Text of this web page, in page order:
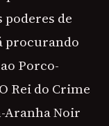
de
procurando
Porco-
Rei do Crime
Aranha Noir